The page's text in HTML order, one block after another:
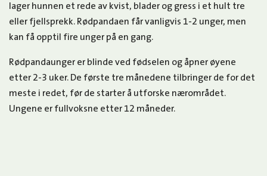
lager hunnen et rede av kvist, blader og gress i et hult tre
eller fjellsprekk. Rødpandaen får vanligvis 1-2 unger, men
kan få opptil fire unger på en gang.
Rødpandaunger er blinde ved fødselen og åpner øyene
etter 2-3 uker. De første tre månedene tilbringer de for det
meste i redet, før de starter å utforske nærområdet.
Ungene er fullvoksne etter 12 måneder.